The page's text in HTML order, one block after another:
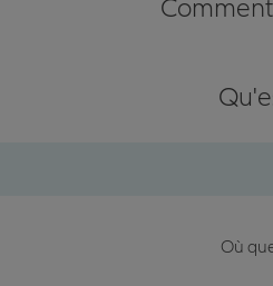
Où